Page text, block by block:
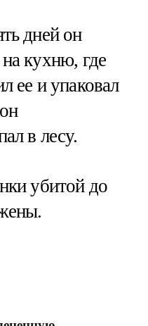
дней он
кухню, где
ее и упаковал
в лесу.
убитой до